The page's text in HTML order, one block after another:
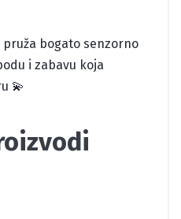
bogato senzorno
i zabavu koja
💫